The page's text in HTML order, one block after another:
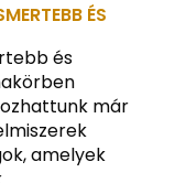
ÉS
és
már
amelyek